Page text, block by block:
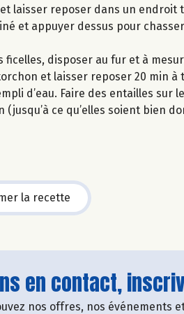
laisser reposer dans un endroit
et appuyer dessus pour
ficelles, disposer au fur et à
et laisser reposer 20 min
d’eau. Faire des entailles sur
ce qu’elles soient bien
la recette
en contact,
nos offres, nos événements